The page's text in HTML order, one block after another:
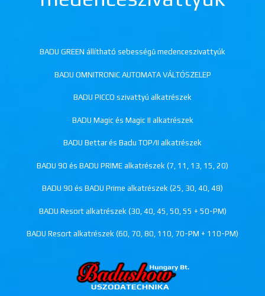
BADU GREEN állítható sebességű medenceszivattyúk
BADU OMNITRONIC AUTOMATA VÁLTÓSZELEP
BADU PICCO szivattyú alkatrészek
BADU Magic és Magic II alkatrészek
BADU Bettar és Badu TOP/II alkatrészek
BADU 90 és BADU PRIME alkatrészek (7, 11, 13, 15, 20)
BADU 90 és BADU Prime alkatrészek (25, 30, 40, 48)
BADU Resort alkatrészek (30, 40, 45, 50, 55 + 50-PM)
BADU Resort alkatrészek (60, 70, 80, 110, 70-PM + 110-PM)